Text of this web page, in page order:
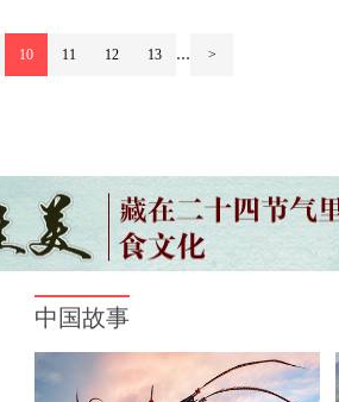
10 11 12 13 ... >